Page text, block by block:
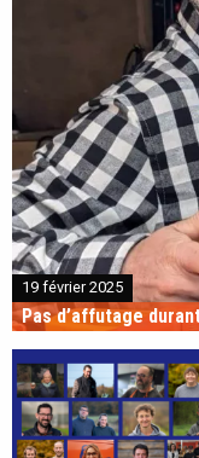
19 février 2025
Pas d’affutage